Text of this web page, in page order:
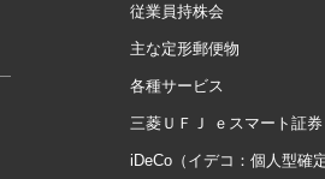
従業員持株会
主な定形郵便物
各種サービス
三菱ＵＦＪ ｅスマート証券
iDeCo（イデコ：個人型確